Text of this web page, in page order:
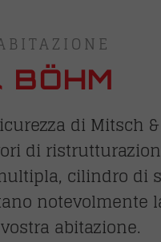
BÖHM
di Mitsch
di
cilindro di
notevolmente
abitazione.